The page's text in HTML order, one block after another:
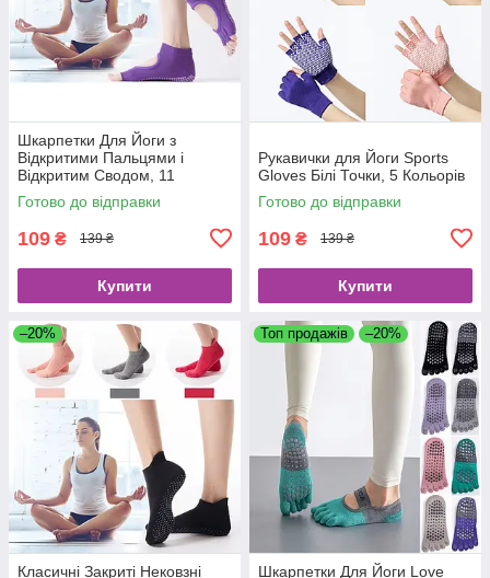
Шкарпетки Для Йоги з
Відкритими Пальцями і
Відкритим Сводом, 11
кольорів
Готово до відправки
109 ₴ 139 ₴
Купити
Рукавички для Йоги Sports
Gloves Білі Точки, 5 Кольорів
Готово до відправки
109 ₴ 139 ₴
Купити
–20%
Класичні Закриті Нековзні
Топ продажів –20%
Шкарпетки Для Йоги Love